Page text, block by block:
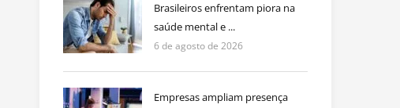
Brasileiros enfrentam piora na
saúde mental e ...
6 de agosto de 2026
Empresas ampliam presença